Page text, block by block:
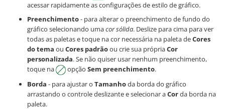
acessar rapidamente as configurações de estilo de gráfico.
Preenchimento- para alterar o preenchimento de fundo do
gráfico selecionando umacor sólida. Deslize para cima para ver
todas as paletas e toque na cor necessária na paleta deCores
do tema ou Cores padrãoou crie sua própriaCor
personalizada. Se não quiser usar nenhum preenchimento,
toque na
opção Sem preenchimento.
Borda - para ajustar o Tamanhoda borda do gráfico
arrastando o controle deslizante e selecionar aCorda borda na
paleta.